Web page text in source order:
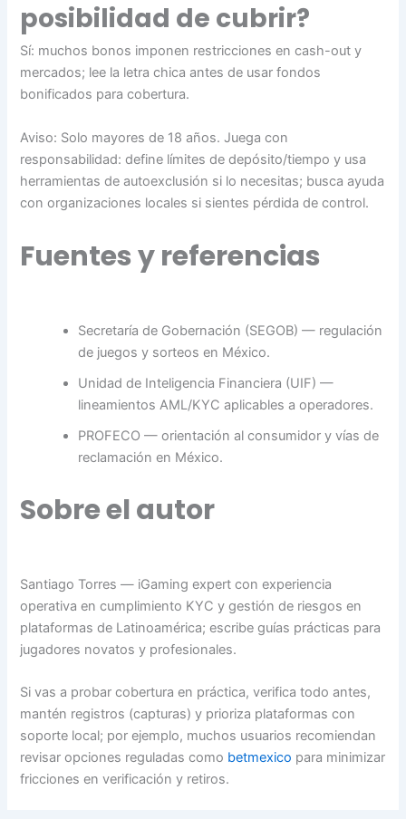
posibilidad de cubrir?
Sí: muchos bonos imponen restricciones en cash-out y
mercados; lee la letra chica antes de usar fondos
bonificados para cobertura.
Aviso: Solo mayores de 18 años. Juega con
responsabilidad: define límites de depósito/tiempo y usa
herramientas de autoexclusión si lo necesitas; busca ayuda
con organizaciones locales si sientes pérdida de control.
Fuentes y referencias
Secretaría de Gobernación (SEGOB) — regulación
de juegos y sorteos en México.
Unidad de Inteligencia Financiera (UIF) —
lineamientos AML/KYC aplicables a operadores.
PROFECO — orientación al consumidor y vías de
reclamación en México.
Sobre el autor
Santiago Torres — iGaming expert con experiencia
operativa en cumplimiento KYC y gestión de riesgos en
plataformas de Latinoamérica; escribe guías prácticas para
jugadores novatos y profesionales.
Si vas a probar cobertura en práctica, verifica todo antes,
mantén registros (capturas) y prioriza plataformas con
soporte local; por ejemplo, muchos usuarios recomiendan
revisar opciones reguladas como betmexico para minimizar
fricciones en verificación y retiros.